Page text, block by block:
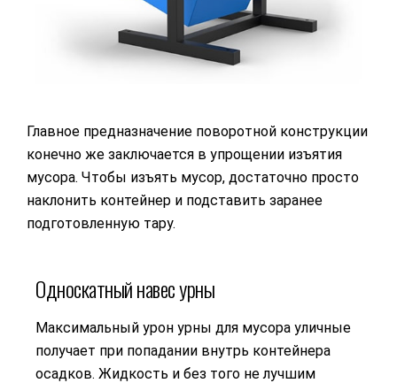
Главное предназначение поворотной конструкции
конечно же заключается в упрощении изъятия
мусора. Чтобы изъять мусор, достаточно просто
наклонить контейнер и подставить заранее
подготовленную тару.
Односкатный навес урны
Максимальный урон урны для мусора уличные
получает при попадании внутрь контейнера
осадков. Жидкость и без того не лучшим